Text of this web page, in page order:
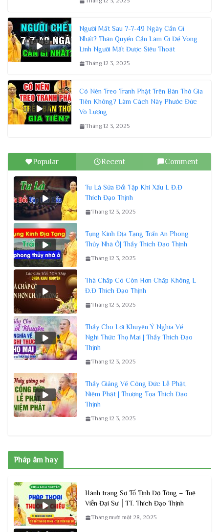
Người Mất Sau 7-7-49 Ngày Cần Gì
Nhất? Thân Quyến Cần Làm Gì Để Vong
Linh Người Mất Được Siêu Thoát
Tháng 12 3, 2025
Có Nên Treo Tranh Phật Trên Bàn Thờ Gia
Tiên Không? Làm Cách Này Phước Đức
Vô Lượng
Tháng 12 3, 2025
Popular Recent Comment
Tu Là Sửa Đổi Tập Khí Xấu L Đ.Đ
Thích Đạo Thịnh
Tháng 12 3, 2025
Tụng Kinh Địa Tạng Trấn An Phong
Thủy Nhà Ở| Thầy Thích Đạo Thịnh
Tháng 12 3, 2025
Thà Chấp Có Còn Hơn Chấp Không L
Đ.Đ Thích Đạo Thịnh
Tháng 12 3, 2025
Thầy Cho Lời Khuyên Ý Nghĩa Về
Nghi Thức Thọ Mai | Thầy Thích Đạo
Thịnh
Tháng 12 3, 2025
Thầy Giảng Về Công Đức Lễ Phật,
Niệm Phật | Thượng Tọa Thích Đạo
Thịnh
Tháng 12 3, 2025
Pháp âm hay
Hành trạng Sơ Tổ Tịnh Độ Tông – Tuệ
Viễn Đại Sư │TT. Thích Đạo Thịnh
Tháng mười một 28, 2025